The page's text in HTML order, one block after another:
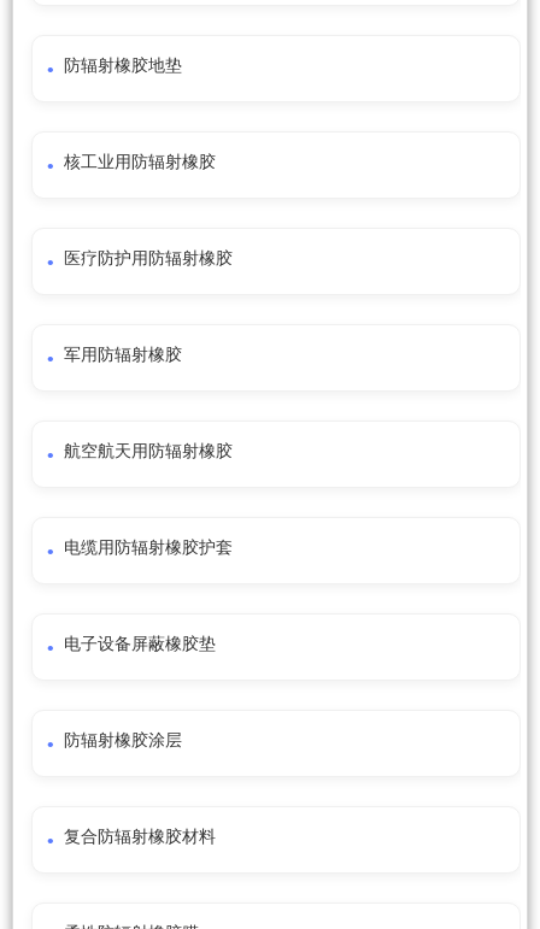
防辐射橡胶地垫
核工业用防辐射橡胶
医疗防护用防辐射橡胶
军用防辐射橡胶
航空航天用防辐射橡胶
电缆用防辐射橡胶护套
电子设备屏蔽橡胶垫
防辐射橡胶涂层
复合防辐射橡胶材料